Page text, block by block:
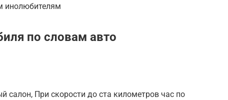
инолюбителям
по словам авто
салон, При скорости до ста километров час по